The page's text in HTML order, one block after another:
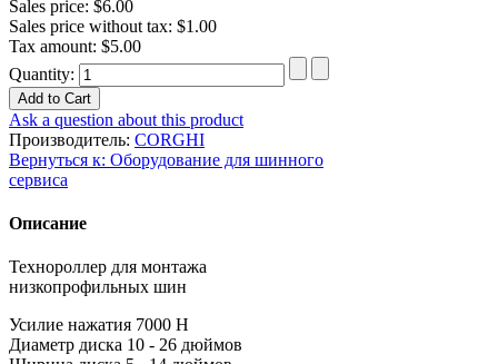
Sales price: $6.00
Sales price without tax: $1.00
Tax amount: $5.00
Quantity:
Ask a question about this product
Производитель: CORGHI
Вернуться к: Оборудование для шинного
сервиса
Описание
Технороллер для монтажа
низкопрофильных шин
Усилие нажатия 7000 Н
Диаметр диска 10 - 26 дюймов